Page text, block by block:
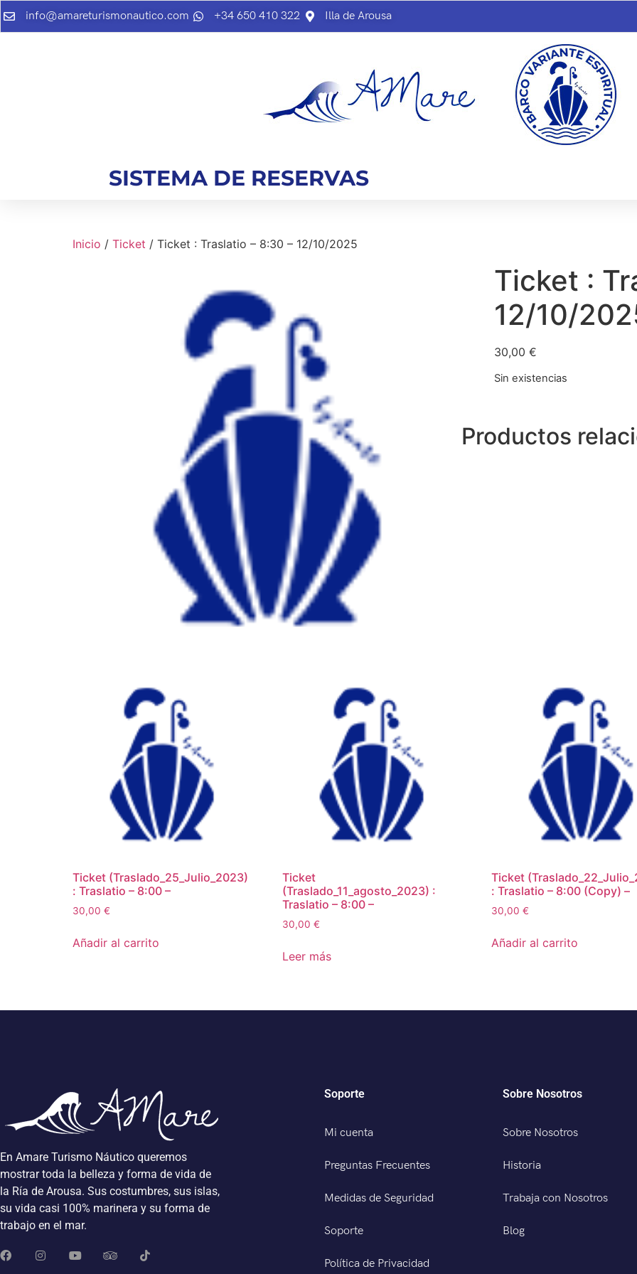
info@amareturismonautico.com +34 650 410 322 Illa de Arousa
SISTEMA DE RESERVAS
Inicio / Ticket / Ticket : Traslatio – 8:30 – 12/10/2025
Ticket :
12/10/
30,00 €
Sin existencias
Productos
Ticket (Traslado_25_Julio_2023)
: Traslatio – 8:00 –
30,00 €
Añadir al carrito
Ticket
(Traslado_11_agosto_2023) :
Traslatio – 8:00 –
30,00 €
Leer más
Ticket
: Traslatio – 8:00 (Copy) –
30,00€
Añadir al carrito
En Amare Turismo Náutico queremos
mostrar toda la belleza y forma de vida de
la Ría de Arousa. Sus costumbres, sus islas,
su vida casi 100% marinera y su forma de
trabajo en el mar.
Soporte
Mi cuenta
Preguntas Frecuentes
Medidas de Seguridad
Soporte
Política de Privacidad
Sobre Nosotros
Sobre Nosotros
Historia
Trabaja con Nosotros
Blog